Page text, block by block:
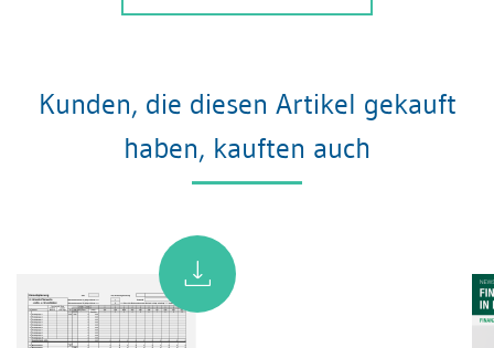
Kunden, die diesen Artikel gekauft
haben, kauften auch